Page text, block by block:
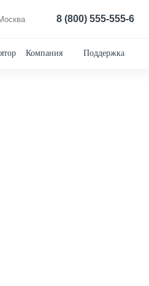
8 (800) 555-555-6
Компания Поддержка